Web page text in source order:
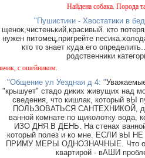
Найдена собака. Порода
"Пушистики - Хвостатики в
щенок,чистенький,красивый. кто
нужен питомец,пригрейте
кто то знает куда его
родственники
с ошейником.
"Общение ул Уездная д 4: "
"крышует" стадо диких живущих над
сведения, что кишлак, который вЫ
ПОЛЬЗОВАТЬСЯ САНТЕХНИКОЙ,
ванной комнате по щиколотку вода,
ИЗО ДНЯ В ДЕНЬ. На стенах ванной
который полез и ко мне. ЕСЛИ вЫ
ПРИМУ МЕРЫ ОДНОЗНАЧНЫЕ. Что
квартирой - вАШИ